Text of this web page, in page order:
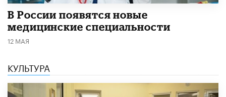
В России появятся новые
медицинские специальности
12 МАЯ
КУЛЬТУРА